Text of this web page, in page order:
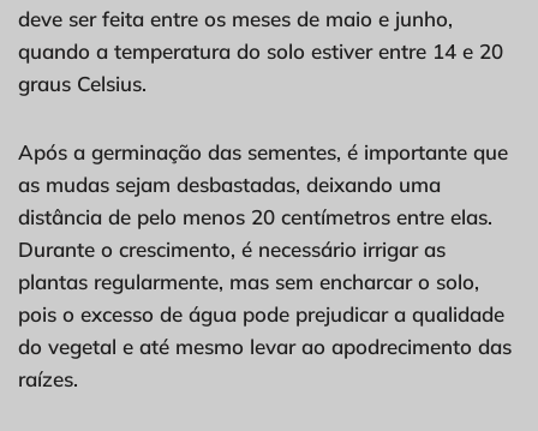
deve ser feita entre os meses de maio e junho,
quando a temperatura do solo estiver entre 14 e 20
graus Celsius.
Após a germinação das sementes, é importante que
as mudas sejam desbastadas, deixando uma
distância de pelo menos 20 centímetros entre elas.
Durante o crescimento, é necessário irrigar as
plantas regularmente, mas sem encharcar o solo,
pois o excesso de água pode prejudicar a qualidade
do vegetal e até mesmo levar ao apodrecimento das
raízes.